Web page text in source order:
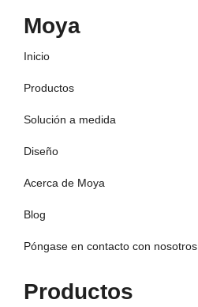
Moya
Inicio
Productos
Solución a medida
Diseño
Acerca de Moya
Blog
Póngase en contacto con nosotros
Productos